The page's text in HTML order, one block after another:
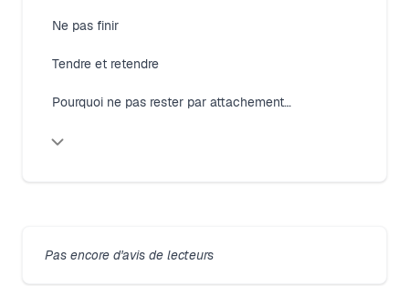
Ne pas finir
Tendre et retendre
Pourquoi ne pas rester par attachement ?
Pas encore d'avis de lecteurs
Close modal